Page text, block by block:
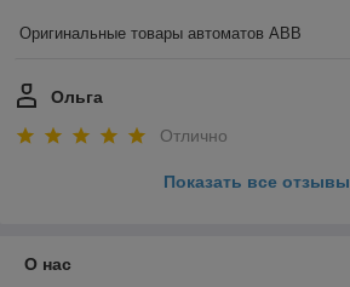
Оригинальные товары автоматов ABB
Ольга
Отлично
Показать все отзывы
О нас